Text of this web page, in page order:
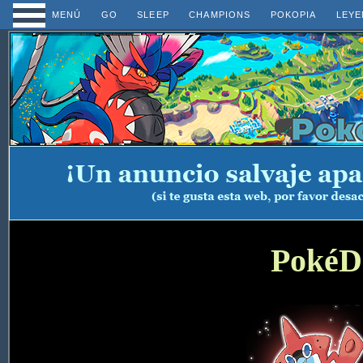
MENÚ GO SLEEP CHAMPIONS POKOPIA